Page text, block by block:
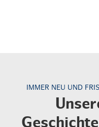
IMMER NEU UND